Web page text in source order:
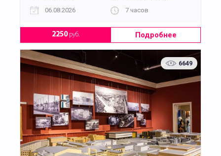
06.08.2026
7 часов
2250руб. Подробнее
6649